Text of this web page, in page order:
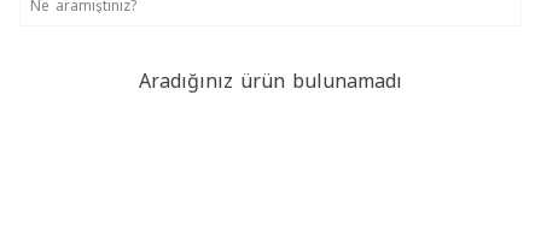
Aradığınız ürün bulunamadı